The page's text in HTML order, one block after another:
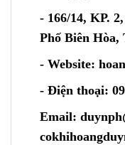
- 166/14, KP.
Phố Biên
- Website:
- Điện thoại:
Email: